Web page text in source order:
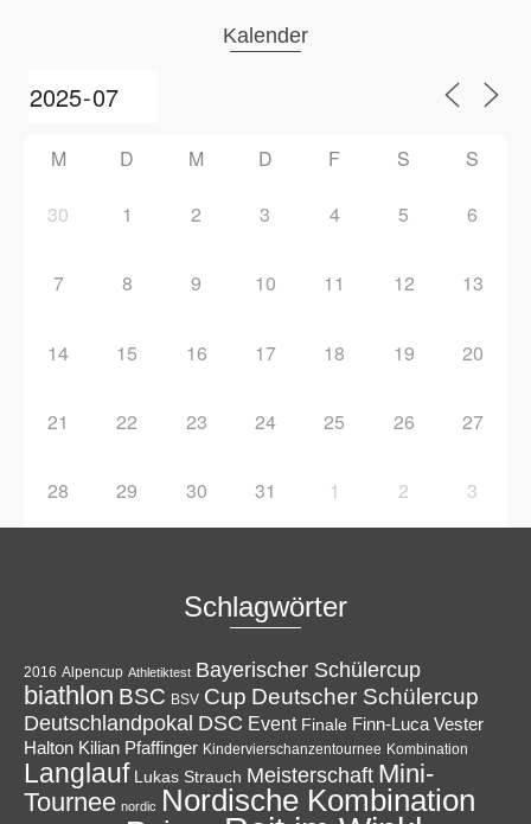
Kalender
M D M D F S S
30 1 2 3 4 5 6
7 8 9 10 11 12 13
14 15 16 17 18 19 20
21 22 23 24 25 26 27
28 29 30 31 1 2 3
Schlagwörter
2016 Alpencup Athletiktest Bayerischer Schülercup
biathlon BSC BSV Cup Deutscher Schülercup
Deutschlandpokal DSC Event Finale Finn-Luca Vester
Halton Kilian Pfaffinger Kindervierschanzentournee Kombination
Langlauf Lukas Strauch Meisterschaft Mini-
Tournee nordic Nordische Kombination